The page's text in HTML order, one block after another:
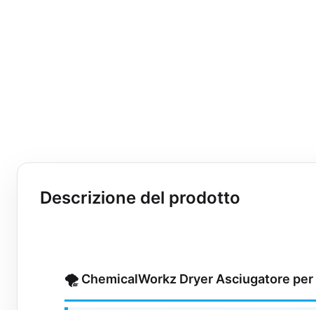
Descrizione del prodotto
🌪️ ChemicalWorkz Dryer Asciugatore